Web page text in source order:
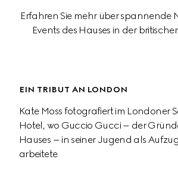
Erfahren Sie mehr über spannende
Events des Hauses in der
EIN TRIBUT AN LONDON
Kate Moss fotografiert im Londoner
Hotel, wo Guccio Gucci – der
Hauses – in seiner Jugend als
arbeitete.